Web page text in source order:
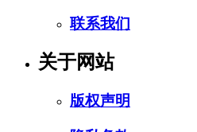
联系我们
关于网站
版权声明